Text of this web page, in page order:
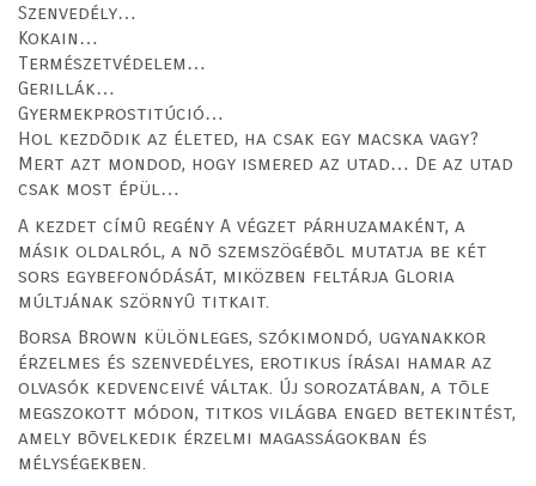
Szenvedély…
Kokain…
Természetvédelem…
Gerillák…
Gyermekprostitúció…
Hol kezdõdik az életed, ha csak egy macska vagy?
Mert azt mondod, hogy ismered az utad… De az utad
csak most épül…
A kezdet címû regény A végzet párhuzamaként, a
másik oldalról, a nõ szemszögébõl mutatja be két
sors egybefonódását, miközben feltárja Gloria
múltjának szörnyû titkait.
Borsa Brown különleges, szókimondó, ugyanakkor
érzelmes és szenvedélyes, erotikus írásai hamar az
olvasók kedvenceivé váltak. Új sorozatában, a tõle
megszokott módon, titkos világba enged betekintést,
amely bõvelkedik érzelmi magasságokban és
mélységekben.